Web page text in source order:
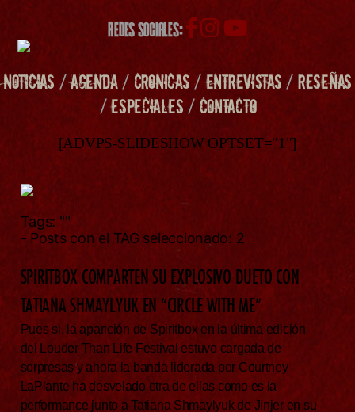
REDES SOCIALES:
NOTICIAS /AGENDA/ CRONICAS/ENTREVISTAS/RESEÑAS
/ESPECIALES/ CONTACTO
[ADVPS-SLIDESHOW OPTSET="1"]
Tags: ""
- Posts con el TAG seleccionado: 2
SPIRITBOX COMPARTEN SU EXPLOSIVO DUETO CON
TATIANA SHMAYLYUK EN “CIRCLE WITH ME”
Pues si, la aparición de Spiritbox en la última edición
del Louder Than Life Festival estuvo cargada de
sorpresas y ahora la banda liderada por Courtney
LaPlante ha desvelado otra de ellas como es la
performance junto a Tatiana Shmaylyuk de Jinjer en su